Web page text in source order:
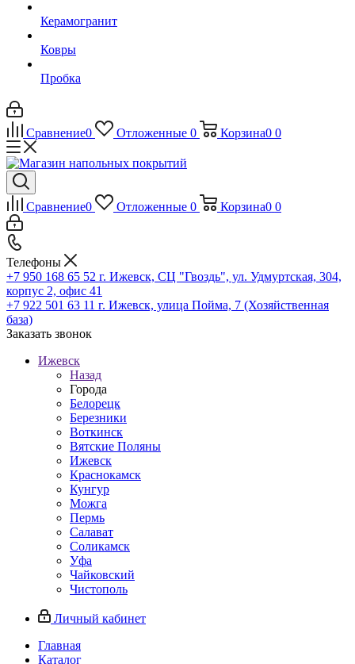
Керамогранит
Ковры
Пробка
Сравнение0 Отложенные 0 Корзина0 0
Сравнение0 Отложенные 0 Корзина0 0
Телефоны
+7 950 168 65 52 г. Ижевск, СЦ "Гвоздь", ул. Удмуртская, 304,
корпус 2, офис 41
+7 922 501 63 11 г. Ижевск, улица Пойма, 7 (Хозяйственная
база)
Заказать звонок
Ижевск
Назад
Города
Белорецк
Березники
Воткинск
Вятские Поляны
Ижевск
Краснокамск
Кунгур
Можга
Пермь
Салават
Соликамск
Уфа
Чайковский
Чистополь
Личный кабинет
Главная
Каталог